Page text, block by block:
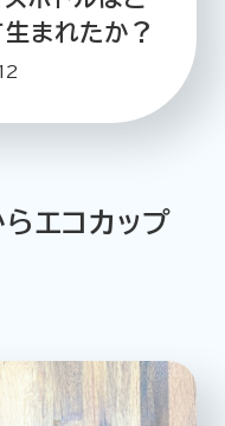
生まれたか？
エコカップ